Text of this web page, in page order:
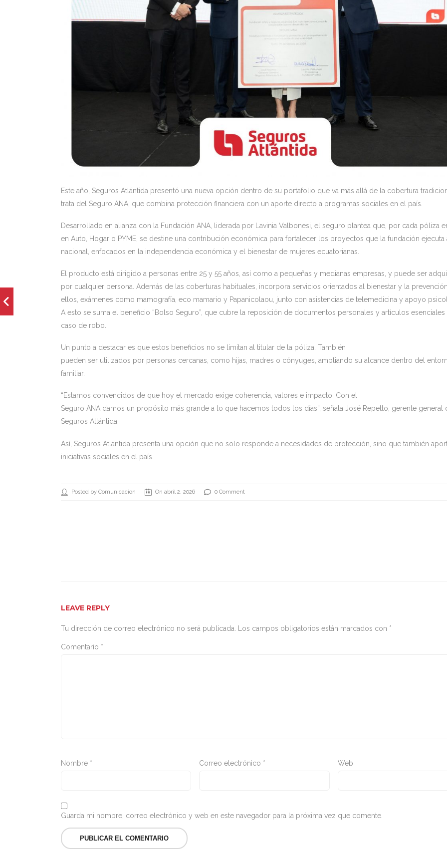
Este año, Seguros Atlántida presentó una nueva opción dentro de su portafolio que va más allá de la cobertura
trata del Seguro ANA, que combina protección financiera con un aporte directo a programas sociales en el país.
Desarrollado en alianza con la Fundación ANA, liderada por Lavinia Valbonesi, el seguro plantea que, por cada póliza
en Auto, Hogar o PYME, se destine una contribución económica para fortalecer los proyectos que la fundación ejecuta
nacional, enfocados en la independencia económica y el bienestar de mujeres ecuatorianas.
El producto está dirigido a personas entre 25 y 55 años, así como a pequeñas y medianas empresas, y puede ser
por cualquier persona. Además de las coberturas habituales, incorpora servicios orientados al bienestar y la
ellos, exámenes como mamografía, eco mamario y Papanicolaou, junto con asistencias de telemedicina y apoyo
A esto se suma el beneficio “Bolso Seguro”, que cubre la reposición de documentos personales y artículos esenciales
caso de robo.
Un punto a destacar es que estos beneficios no se limitan al titular de la póliza. También
pueden ser utilizados por personas cercanas, como hijas, madres o cónyuges, ampliando su alcance dentro del
familiar.
“Estamos convencidos de que hoy el mercado exige coherencia, valores e impacto. Con el
Seguro ANA damos un propósito más grande a lo que hacemos todos los días”, señala José Repetto, gerente general
Seguros Atlántida.
Así, Seguros Atlántida presenta una opción que no solo responde a necesidades de protección, sino que también
iniciativas sociales en el país.
Posted by Comunicacion On abril 2, 2026 0 Comment
LEAVE REPLY
Tu dirección de correo electrónico no será publicada. Los campos obligatorios están marcados con *
Comentario *
Nombre * Correo electrónico * Web
Guarda mi nombre, correo electrónico y web en este navegador para la próxima vez que comente.